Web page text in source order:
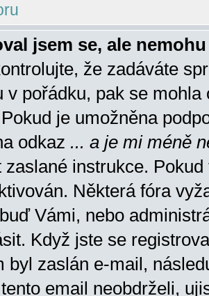
jsem se, ale
že zadáváte
v pořádku, pak se
je umožněna
odkaz ... a je mi méně
zaslané instrukce.
Některá fóra
Vámi, nebo
Když jste se
byl zaslán e-mail,
email neobdrželi,